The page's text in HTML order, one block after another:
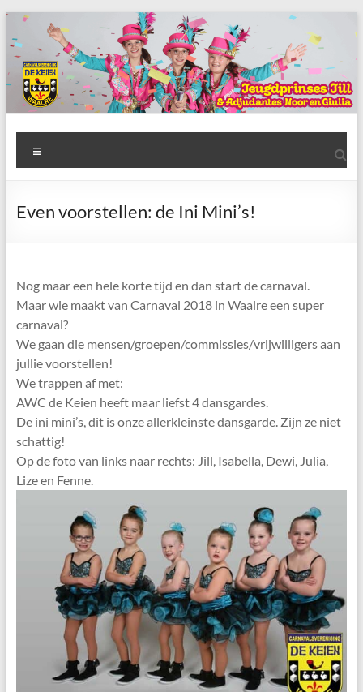
Ga
naar
de
inhoud
AWC
de
Keien
De
Keien
Even voorstellen: de Ini Mini’s!
Nog maar een hele korte tijd en dan start de carnaval.
Maar wie maakt van Carnaval 2018 in Waalre een super
carnaval?
We gaan die mensen/groepen/commissies/vrijwilligers aan
jullie voorstellen!
We trappen af met:
AWC de Keien heeft maar liefst 4 dansgardes.
De ini mini’s, dit is onze allerkleinste dansgarde. Zijn ze niet
schattig!
Op de foto van links naar rechts: Jill, Isabella, Dewi, Julia,
Lize en Fenne.